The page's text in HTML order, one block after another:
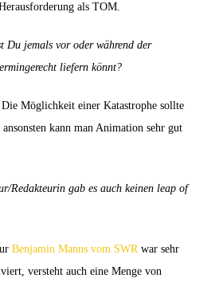
als TOM.
Du jemals vor oder während der
liefern könnt?
Möglichkeit einer Katastrophe sollte
kann man Animation sehr gut
Redakteurin gab es auch keinen leap of
Benjamin Manns vom SWRwar sehr
versteht auch eine Menge von